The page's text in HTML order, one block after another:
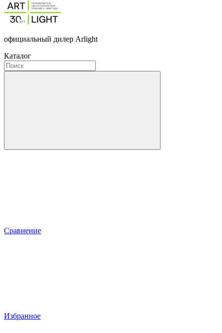
официальный дилер Arlight
Каталог
Сравнение
Избранное